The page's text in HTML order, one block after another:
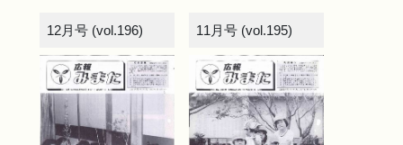
12月号 (vol.196) 11月号 (vol.195)